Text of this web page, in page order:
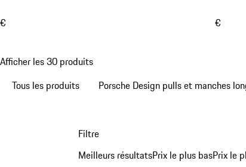
€ €
Afficher les 30 produits
Tous les produits
Porsche Design pulls et manches
Filtre
Meilleurs résultatsPrix le plus basPrix le